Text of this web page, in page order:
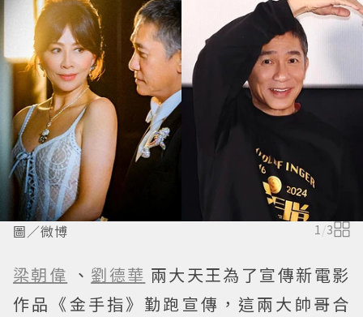
圖／微博 1/3
梁朝偉 、 劉德華 兩大天王為了宣傳新電影
作品《金手指》勤跑宣傳，這兩大帥哥合